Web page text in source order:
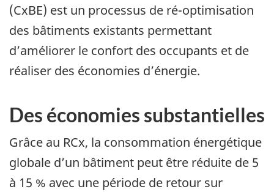
(CxBE) est un processus de ré-optimisation
des bâtiments existants permettant
d’améliorer le confort des occupants et de
réaliser des économies d’énergie.
Des économies substantielles
Grâce au RCx, la consommation énergétique
globale d’un bâtiment peut être réduite de 5
à 15 % avec une période de retour sur